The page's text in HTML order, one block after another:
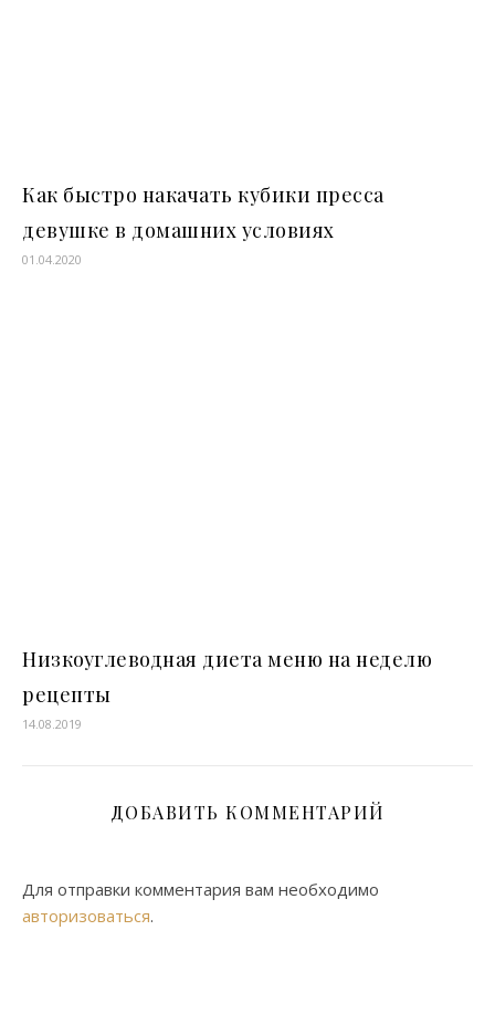
Как быстро накачать кубики пресса
девушке в домашних условиях
01.04.2020
Низкоуглеводная диета меню на неделю
рецепты
14.08.2019
ДОБАВИТЬ КОММЕНТАРИЙ
Для отправки комментария вам необходимо
авторизоваться.